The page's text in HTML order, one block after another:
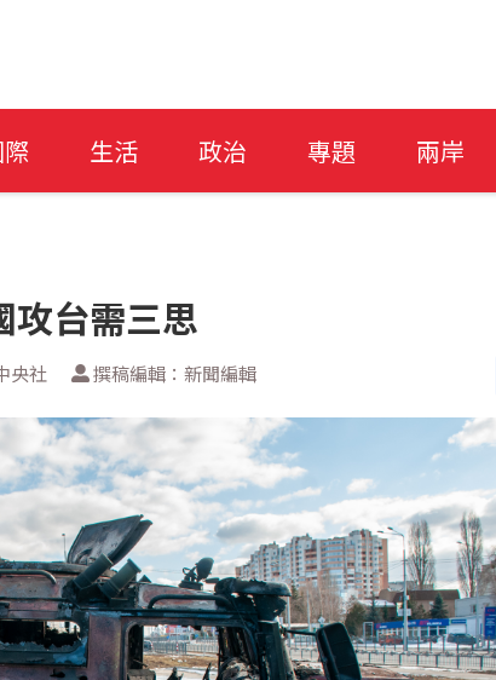
生活 政治 專題 兩岸
攻台需三思
央社 撰稿編輯：新聞編輯